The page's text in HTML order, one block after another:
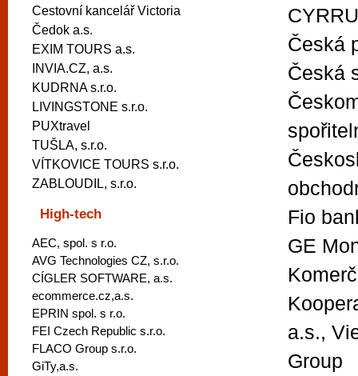
Cestovní kancelář Victoria
Čedok a.s.
EXIM TOURS a.s.
INVIA.CZ, a.s.
KUDRNA s.r.o.
LIVINGSTONE s.r.o.
PUXtravel
TUŠLA, s.r.o.
VÍTKOVICE TOURS s.r.o.
ZABLOUDIL, s.r.o.
High-tech
AEC, spol. s r.o.
AVG Technologies CZ, s.r.o.
CÍGLER SOFTWARE, a.s.
ecommerce.cz,a.s.
EPRIN spol. s r.o.
FEI Czech Republic s.r.o.
FLACO Group s.r.o.
GiTy,a.s.
Česká
Česká
Fio
GE
a.s.,
Group
metropoli naleznete širokou nabídku her
po moderní automaty jak pro pravidelné
příležitostné hráče. V...